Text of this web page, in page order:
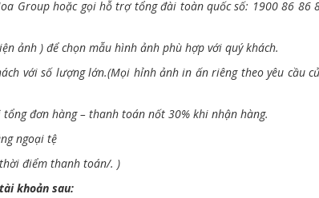
Group hoặc gọi hỗ trợ tổng đài toàn quốc số: 1900 86
ảnh ) để chọn mẫu hình ảnh phù hợp với quý khách.
với số lượng lớn.(Mọi hỉnh ảnh in ấn riêng theo yêu cầu
đơn hàng – thanh toán nốt 30% khi nhận hàng.
ngoại tệ
điểm thanh toán/. )
khoản sau: